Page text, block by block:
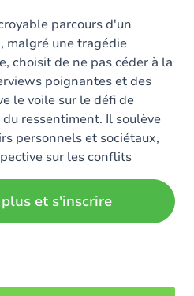
parcours d'un
malgré une tragédie
choisit de ne pas céder à la
poignantes et des
le voile sur le défi de
ressentiment. Il soulève
personnels et sociétaux,
sur les conflits
et s'inscrire